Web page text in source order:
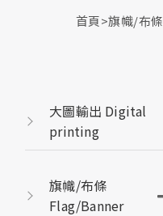
首頁>旗幟/布條
大圖輸出 Digital
printing
旗幟/布條
Flag/Banner